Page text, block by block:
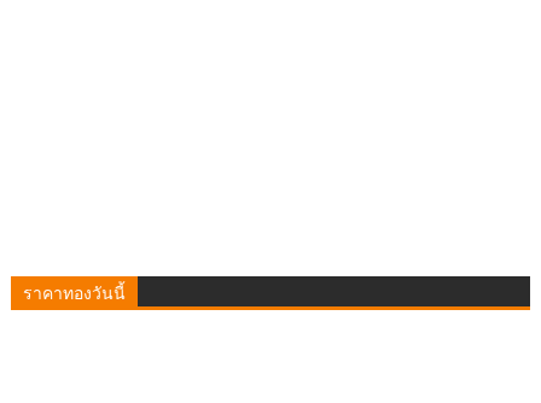
ราคาทองวันนี้